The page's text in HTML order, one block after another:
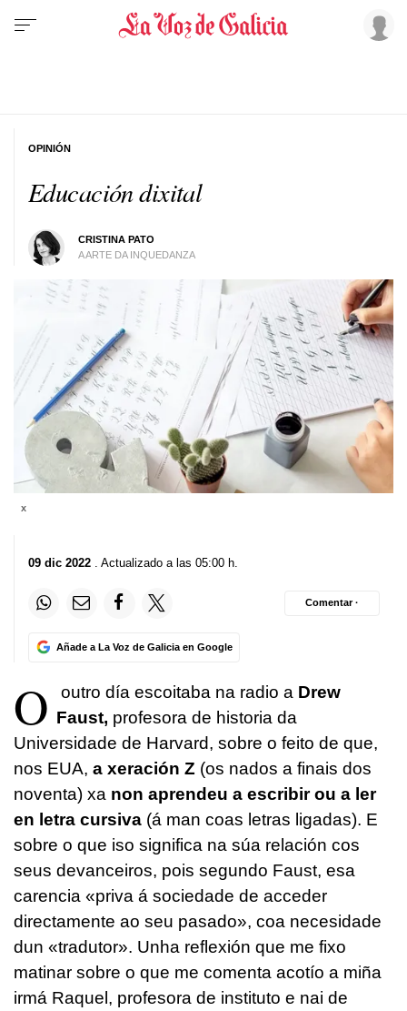
Educación dixital
CRISTINA PATO
A ARTE DA INQUEDANZA
OPINIÓN
x
09 dic 2022 . Actualizado a las 05:00 h.
Añade a La Voz de Galicia en Google
Comentar ·
O outro día escoitaba na radio a Drew
Faust, profesora de historia da
Universidade de Harvard, sobre o feito de que,
nos EUA, a xeración Z (os nados a finais dos
noventa) xa non aprendeu a escribir ou a ler
en letra cursiva (á man coas letras ligadas). E
sobre o que iso significa na súa relación cos
seus devanceiros, pois segundo Faust, esa
carencia «priva á sociedade de acceder
directamente ao seu pasado», coa necesidade
dun «tradutor». Unha reflexión que me fixo
matinar sobre o que me comenta acotío a miña
irmá Raquel, profesora de instituto e nai de